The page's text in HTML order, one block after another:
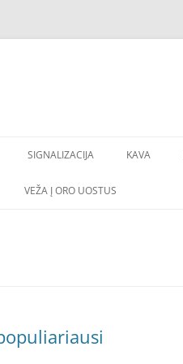
SIGNALIZACIJA KAVA
VEŽA Į ORO UOSTUS